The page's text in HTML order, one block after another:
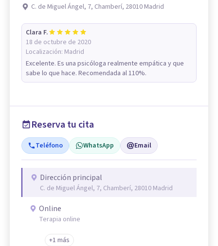
C. de Miguel Ángel, 7, Chamberí, 28010 Madrid
Clara F.
18 de octubre de 2020
Localización: Madrid
Excelente. Es una psicóloga realmente empática y que
sabe lo que hace. Recomendada al 110%.
Reserva tu cita
Teléfono WhatsApp Email
Dirección principal
C. de Miguel Ángel, 7, Chamberí, 28010 Madrid
Online
Terapia online
+1 más